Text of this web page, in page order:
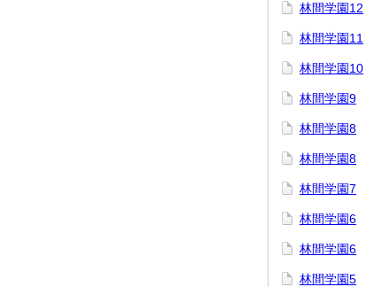
林間学園12
林間学園11
林間学園10
林間学園9
林間学園8
林間学園8
林間学園7
林間学園6
林間学園6
林間学園5